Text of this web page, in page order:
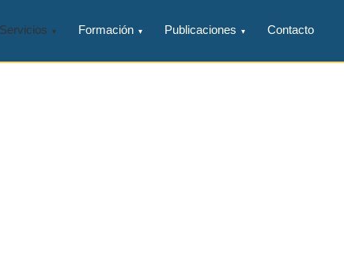
Formación Publicaciones Contacto